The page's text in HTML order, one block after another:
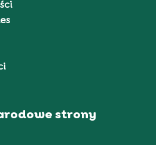
strony